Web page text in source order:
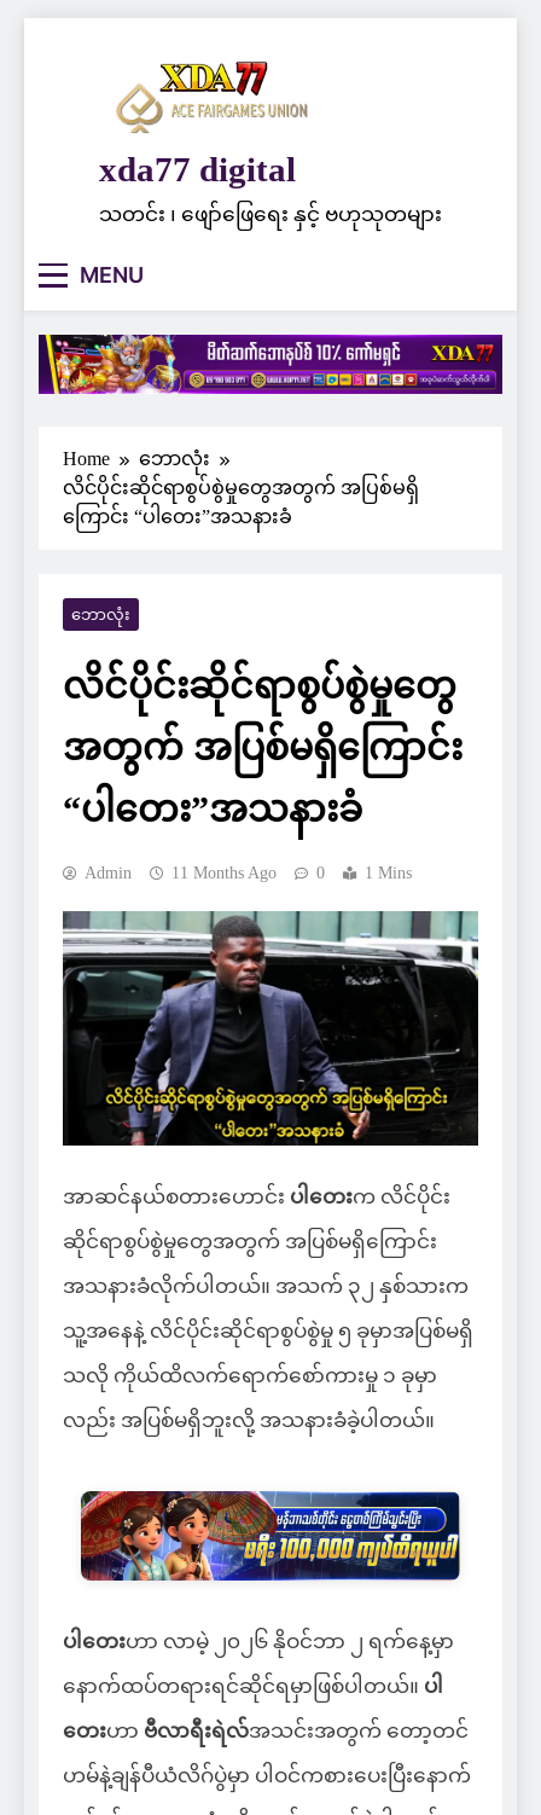
xda77 digital
သတင်း ၊ ဖျော်ဖြေရေး နှင့် ဗဟုသုတများ
MENU
Home
ဘောလုံး
လိင်ပိုင်းဆိုင်ရာစွပ်စွဲမှုတွေအတွက် အပြစ်မရှိ
ကြောင်း “ပါတေး”အသနားခံ
ဘောလုံး
လိင်ပိုင်းဆိုင်ရာစွပ်စွဲမှုတွေ
အတွက် အပြစ်မရှိကြောင်း
“ပါတေး”အသနားခံ
Admin 11 Months Ago 0 1 Mins
အာဆင်နယ်စတားဟောင်း ပါတေးက လိင်ပိုင်း
ဆိုင်ရာစွပ်စွဲမှုတွေအတွက် အပြစ်မရှိကြောင်း
အသနားခံလိုက်ပါတယ်။ အသက် ၃၂ နှစ်သားက
သူ့အနေနဲ့ လိင်ပိုင်းဆိုင်ရာစွပ်စွဲမှု ၅ ခုမှာအပြစ်မရှိ
သလို ကိုယ်ထိလက်ရောက်စော်ကားမှု ၁ ခုမှာ
လည်း အပြစ်မရှိဘူးလို့ အသနားခံခဲ့ပါတယ်။
ပါတေးဟာ လာမဲ့ ၂၀၂၆ နိုဝင်ဘာ ၂ ရက်နေ့မှာ
နောက်ထပ်တရားရင်ဆိုင်ရမှာဖြစ်ပါတယ်။ ပါ
တေးဟာ ဗီလာရီးရဲလ်အသင်းအတွက် တော့တင်
ဟမ်နဲ့ချန်ပီယံလိဂ်ပွဲမှာ ပါဝင်ကစားပေးပြီးနောက်